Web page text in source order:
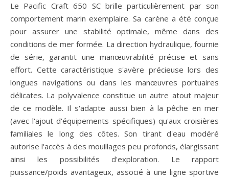
Le Pacific Craft 650 SC brille particulièrement par son
comportement marin exemplaire. Sa carène a été conçue
pour assurer une stabilité optimale, même dans des
conditions de mer formée. La direction hydraulique, fournie
de série, garantit une manœuvrabilité précise et sans
effort. Cette caractéristique s'avère précieuse lors des
longues navigations ou dans les manœuvres portuaires
délicates. La polyvalence constitue un autre atout majeur
de ce modèle. Il s'adapte aussi bien à la pêche en mer
(avec l'ajout d'équipements spécifiques) qu'aux croisières
familiales le long des côtes. Son tirant d'eau modéré
autorise l'accès à des mouillages peu profonds, élargissant
ainsi les possibilités d'exploration. Le rapport
puissance/poids avantageux, associé à une ligne sportive